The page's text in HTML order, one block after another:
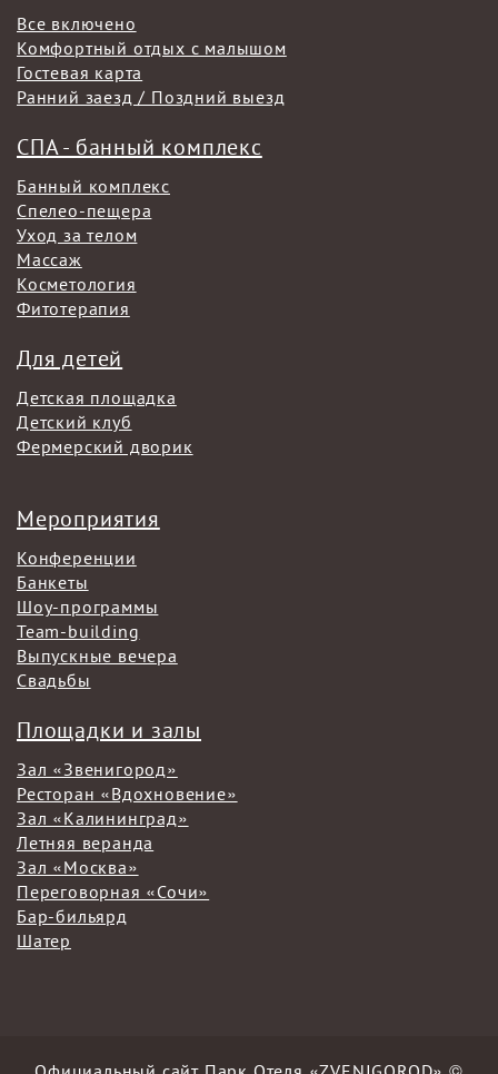
Все включено
Комфортный отдых с малышом
Гостевая карта
Ранний заезд / Поздний выезд
СПА - банный комплекс
Банный комплекс
Спелео-пещера
Уход за телом
Массаж
Косметология
Фитотерапия
Для детей
Детская площадка
Детский клуб
Фермерский дворик
Мероприятия
Конференции
Банкеты
Шоу-программы
Team-building
Выпускные вечера
Свадьбы
Площадки и залы
Зал «Звенигород»
Ресторан «Вдохновение»
Зал «Калининград»
Летняя веранда
Зал «Москва»
Переговорная «Сочи»
Бар-бильярд
Шатер